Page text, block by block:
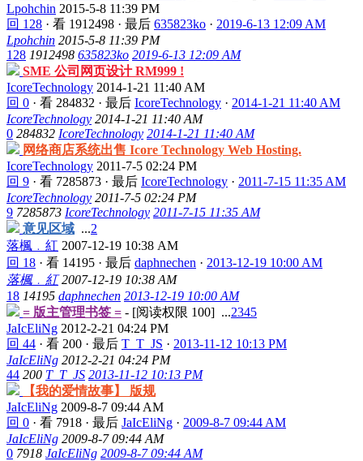
Lpohchin 2015-5-8 11:39 PM
回 128 · 看 1912498 · 最后 635823ko · 2019-6-13 12:09 AM
Lpohchin 2015-5-8 11:39 PM
128 1912498 635823ko 2019-6-13 12:09 AM
SME 公司网页设计 RM999 !
IcoreTechnology 2014-1-21 11:40 AM
回 0 · 看 284832 · 最后 IcoreTechnology · 2014-1-21 11:40 AM
IcoreTechnology 2014-1-21 11:40 AM
0 284832 IcoreTechnology 2014-1-21 11:40 AM
网络商店系统出售 Icore Technology Web Hosting.
IcoreTechnology 2011-7-5 02:24 PM
回 9 · 看 7285873 · 最后 IcoreTechnology · 2011-7-15 11:35 AM
IcoreTechnology 2011-7-5 02:24 PM
9 7285873 IcoreTechnology 2011-7-15 11:35 AM
意见区域 ...2
落楓﹒紅 2007-12-19 10:38 AM
回 18 · 看 14195 · 最后 daphnechen · 2013-12-19 10:00 AM
落楓﹒紅 2007-12-19 10:38 AM
18 14195 daphnechen 2013-12-19 10:00 AM
= 版主管理书签 = - [阅读权限 100] ...2345
JaIcEliNg 2012-2-21 04:24 PM
回 44 · 看 200 · 最后 T_T_JS · 2013-11-12 10:13 PM
JaIcEliNg 2012-2-21 04:24 PM
44 200 T_T_JS 2013-11-12 10:13 PM
【我的爱情故事】 版规
JaIcEliNg 2009-8-7 09:44 AM
回 0 · 看 7918 · 最后 JaIcEliNg · 2009-8-7 09:44 AM
JaIcEliNg 2009-8-7 09:44 AM
0 7918 JaIcEliNg 2009-8-7 09:44 AM